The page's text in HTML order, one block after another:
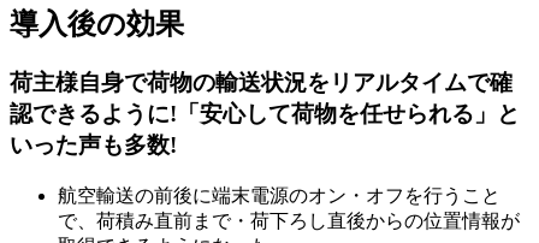
導入後の効果
荷主様自身で荷物の輸送状況をリアルタイムで確
認できるように!「安心して荷物を任せられる」と
いった声も多数!
航空輸送の前後に端末電源のオン・オフを行うこと
で、荷積み直前まで・荷下ろし直後からの位置情報が